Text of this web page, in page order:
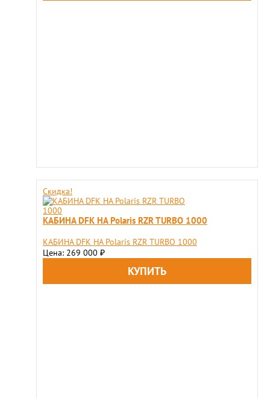
Скидка!
КАБИНА DFK НА Polaris RZR TURBO 1000
КАБИНА DFK НА Polaris RZR TURBO 1000
Цена: 269 000 ₽